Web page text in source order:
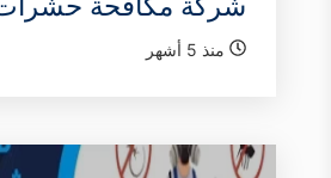
منذ 5 أشهر